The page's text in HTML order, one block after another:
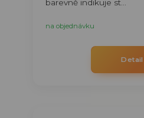
barevně indikuje st...
na objednávku
Detail